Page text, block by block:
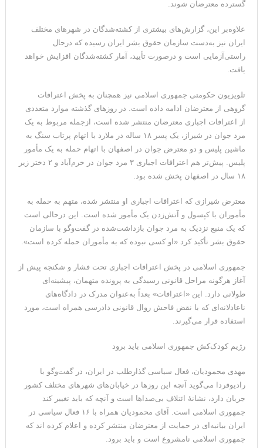
گسترده معترضان شوند.
علاوه‌بر این، گزارش‌های بیشتری از کشته‌شدگان در شهرهای مختلف
ایران نیز به‌دست سازمان حقوق بشر ایران رسیده که درحال
راستی‌آزمایی است و درصورت تأیید، آمار کشته‌شدگان افزایش خواهد
یافت.
تلویزیون حکومتی جمهوری اسلامی نیز همچنان به پخش اعترافات
گروهی از معترضان ادامه داده است. در روزهای گذشته موارد متعددی
از اعترافات اجباری معترضان منتشر شده است، ازجمله مربوط به یک
مرد جوان در شیراز، یک پسر ۱۸ ساله در ملارد با اتهام پرتاب سنگ به
ماشین پلیس و دو معترض جوان در اصفهان با اتهام حمله به یک مأمور
پلیس. پیش‌تر هم اعترافات اجباری ۳ مرد جوان در خرم‌آباد و ۲ دختر زیر
۱۸ سال در اصفهان پخش شده بود.
معترض شیرازی که اعترافات اجباری او منتشر شده، متهم به حمله به
مأموران با کپسول و آتش‌زدن یک مأمور شده است. این درحالی است
که یک منبع نزدیک به مرد جوان بازداشت‌شده در گفت‌وگو با سازمان
حقوق بشر تأکید کرد «او کسی نبوده که به مأموران حمله کرده است».
جمهوری اسلامی در پخش اعترافات اجباری تحت فشار و شکنجه پیش از
آغاز هرگونه مراحل قانونی رسیدگی به پرونده متهمان، پیشینه‌ای
طولانی دارد. این «اعترافات» بعداً به‌عنوان مدرک در دادگاه‌های
ناعادلانه‌ای که با نقض فاحش روال قانونی دادرسی همراه است، مورد
استفاده قرار می‌گیرند.
رژیم کودک‌کش جمهوری اسلامی باید برود
مهدی محمودیان، فعال سیاسی گذارطلب در ایران، در گفت‌وگو با
رادیوفردا می‌گوید آنچه این روزها در خیابان‌های شهرهای مختلف کشور
جریان دارد، نشانهٔ ائتلاف بی‌صداها است و آنچه که باید تغییر کند
جمهوری اسلامی است. آقای محمودیان همراه با ۱۶ فعال سیاسی در
ایران بیانیه‌ای در حمایت از معترضان منتشر کرده و اعلام کرده اند که
جمهوری اسلامی نامشروع است و باید برود.